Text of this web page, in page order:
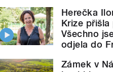
Herečka
Krize
Všechno
odjela do
Zámek v